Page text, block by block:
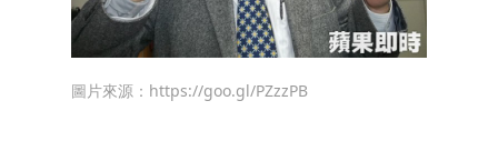
圖片來源： https://goo.gl/PZzzPB